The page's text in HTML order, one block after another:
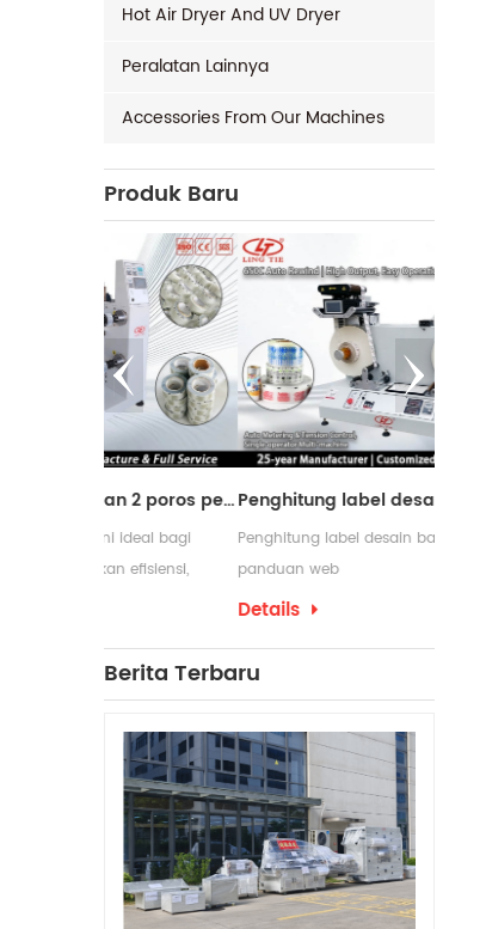
Hot Air Dryer And UV Dryer
Peralatan Lainnya
Accessories From Our Machines
Produk Baru
Mesin pemotong dengan 2 poros penggulung ulang Penghitung label desain baru dengan panduan web
Penghitung label desain baru dengan
panduan web
Berita Terbaru